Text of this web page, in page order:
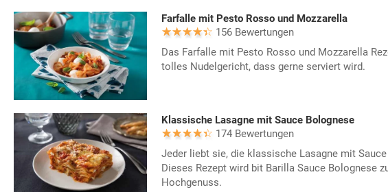
Farfalle mit Pesto Rosso und Mozzarella
156 Bewertungen
Das Farfalle mit Pesto Rosso und Mozzarella
tolles Nudelgericht, dass gerne serviert wird.
Klassische Lasagne mit Sauce Bolognese
174 Bewertungen
Jeder liebt sie, die klassische Lasagne mit
Dieses Rezept wird bit Barilla Sauce Bolognese
Hochgenuss.